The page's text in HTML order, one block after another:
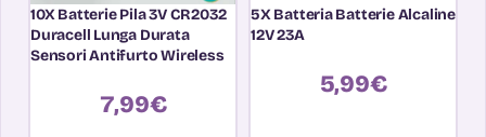
10X Batterie Pila 3V CR2032
Duracell Lunga Durata
Sensori Antifurto Wireless
7,99€
5X Batteria Batterie Alcaline
12V 23A
5,99€